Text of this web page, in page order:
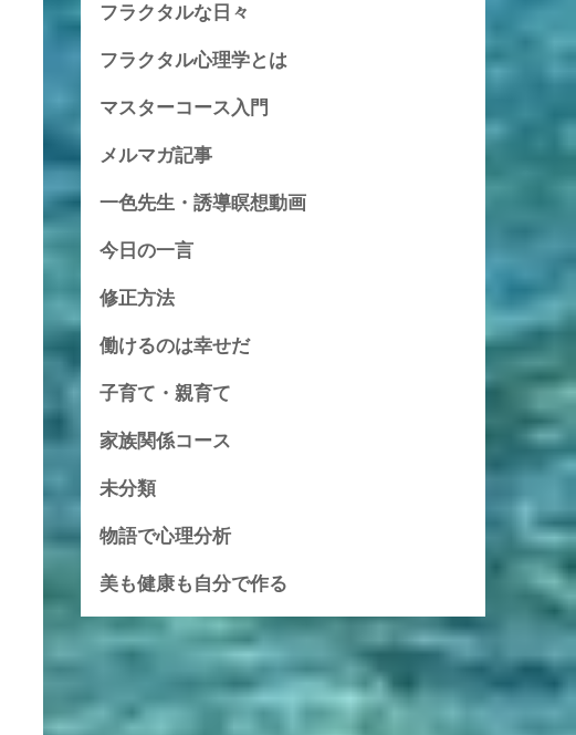
フラクタルな日々
フラクタル心理学とは
マスターコース入門
メルマガ記事
一色先生・誘導瞑想動画
今日の一言
修正方法
働けるのは幸せだ
子育て・親育て
家族関係コース
未分類
物語で心理分析
美も健康も自分で作る